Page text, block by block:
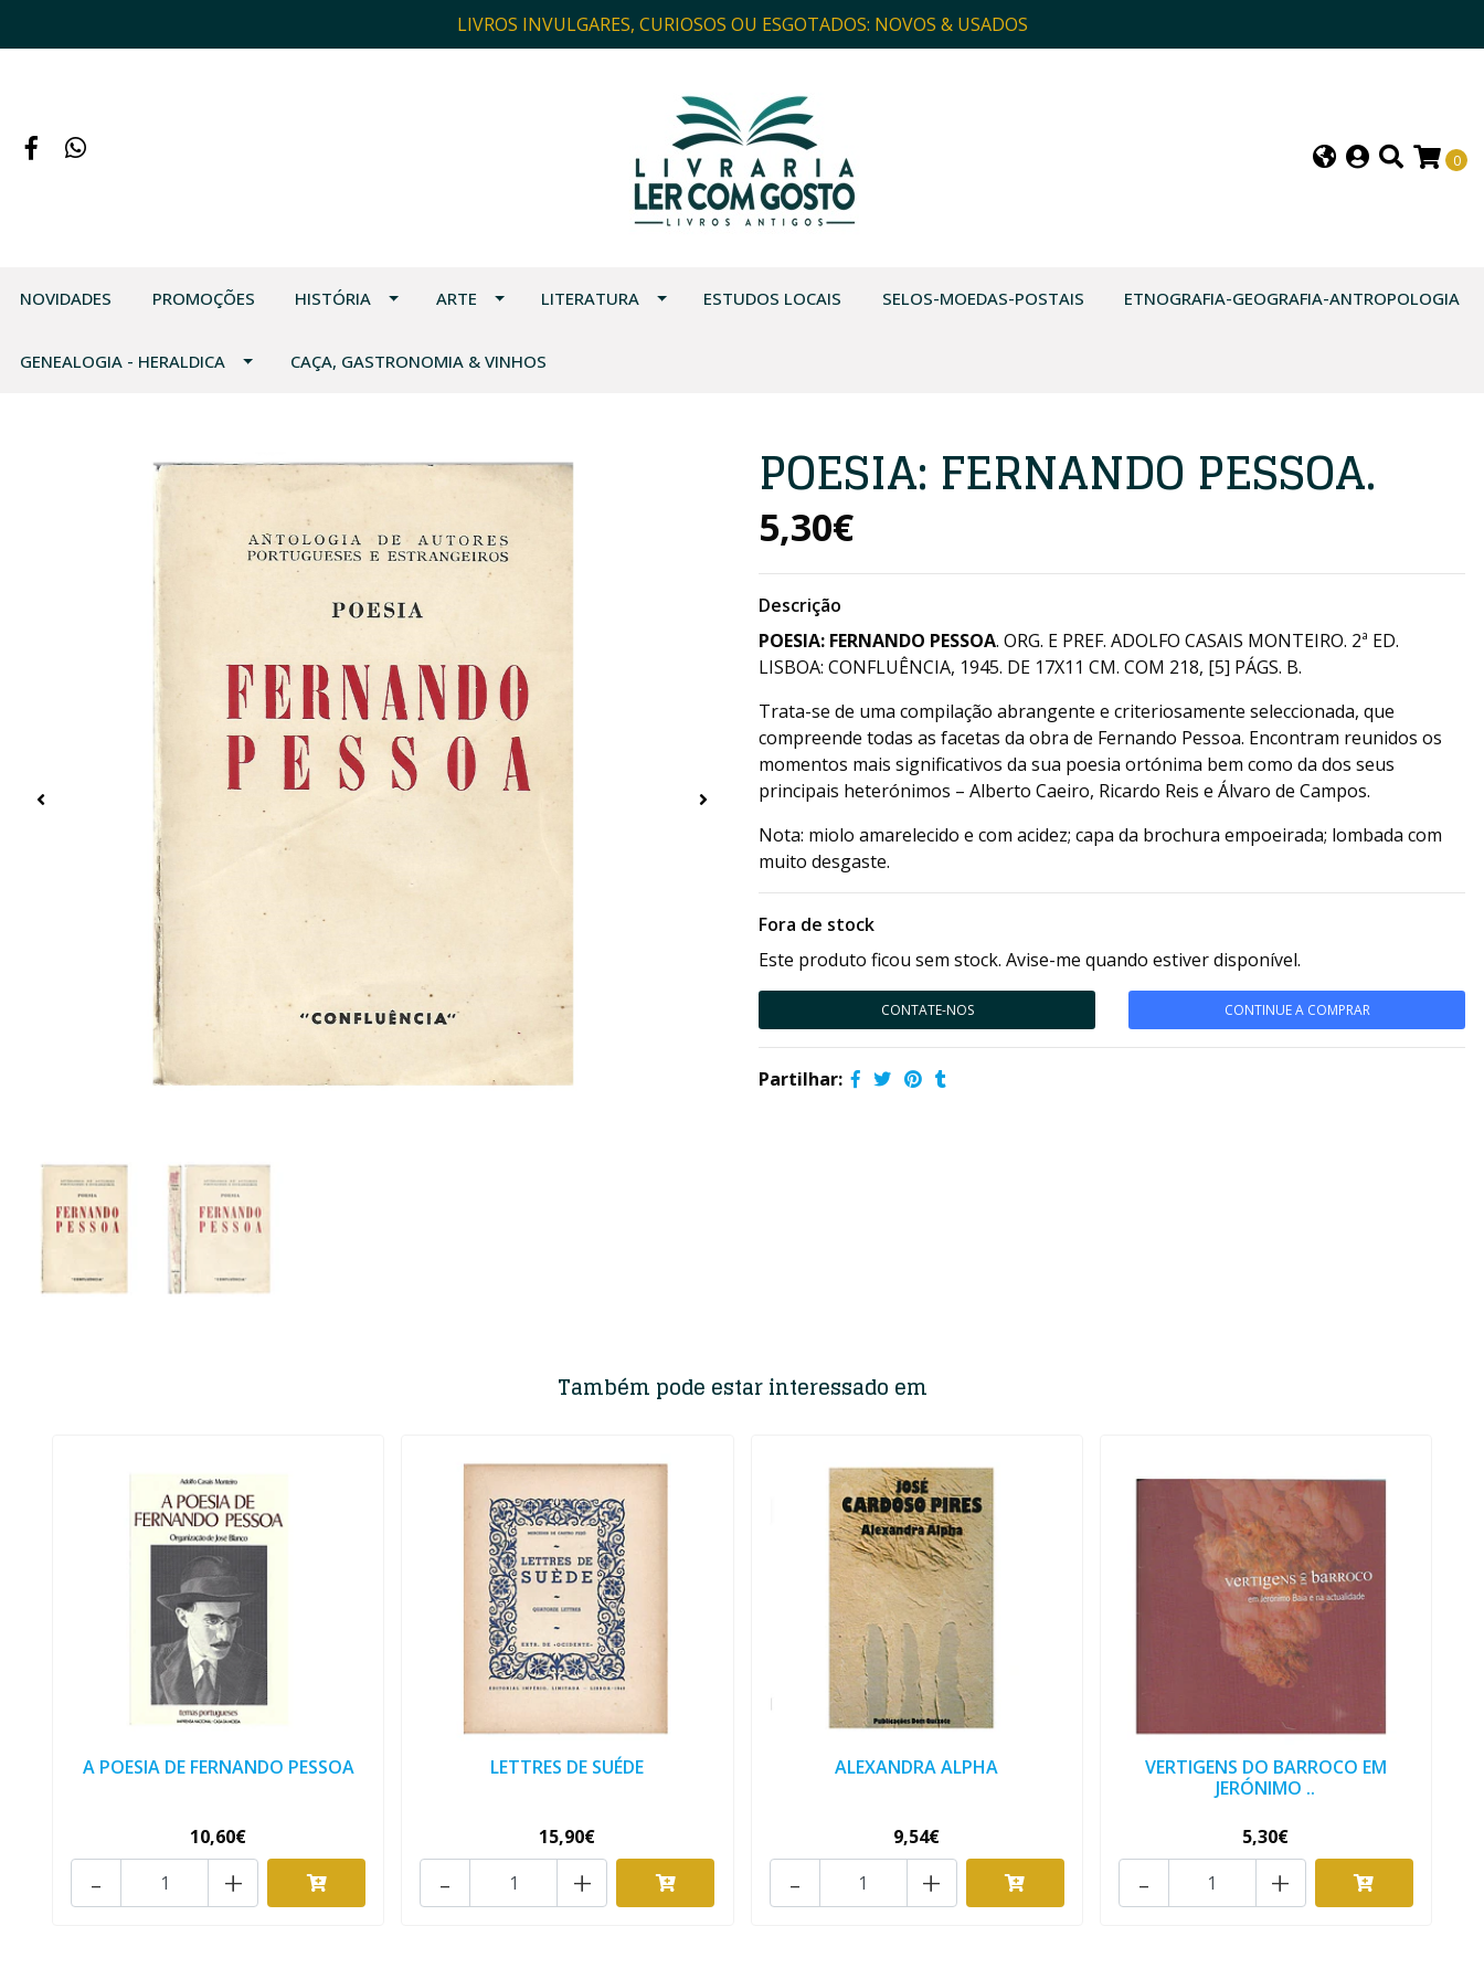
LIVROS INVULGARES, CURIOSOS OU ESGOTADOS: NOVOS & USADOS
0
NOVIDADES PROMOÇÕES HISTÓRIA ARTE LITERATURA ESTUDOS LOCAIS SELOS-MOEDAS-POSTAIS ETNOGRAFIA-GEOGRAFIA-ANTROPOLOGIA
GENEALOGIA - HERALDICA CAÇA, GASTRONOMIA & VINHOS
POESIA: FERNANDO PESSOA.
5,30€
Descrição
POESIA: FERNANDO PESSOA. ORG. E PREF. ADOLFO CASAIS MONTEIRO. 2ª ED.
LISBOA: CONFLUÊNCIA, 1945. DE 17X11 CM. COM 218, [5] PÁGS. B.
Trata-se de uma compilação abrangente e criteriosamente seleccionada, que
compreende todas as facetas da obra de Fernando Pessoa. Encontram reunidos os
momentos mais significativos da sua poesia ortónima bem como da dos seus
principais heterónimos – Alberto Caeiro, Ricardo Reis e Álvaro de Campos.
Nota: miolo amarelecido e com acidez; capa da brochura empoeirada; lombada com
muito desgaste.
Fora de stock
Este produto ficou sem stock. Avise-me quando estiver disponível.
CONTATE-NOS CONTINUE A COMPRAR
Partilhar:
Também pode estar interessado em
A POESIA DE FERNANDO PESSOA
10,60€
+
-
LETTRES DE SUÉDE
15,90€
+
-
ALEXANDRA ALPHA
9,54€
+
-
VERTIGENS DO BARROCO EM
JERÓNIMO ..
5,30€
+
-